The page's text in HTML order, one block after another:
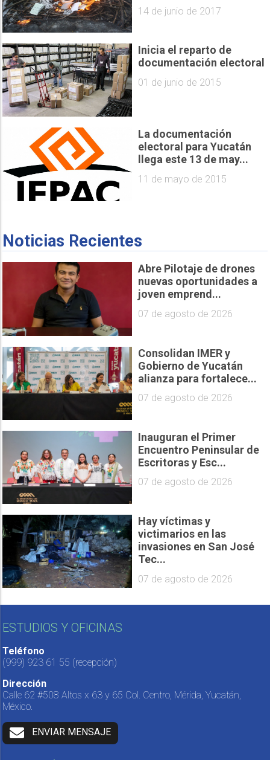
14 de junio de 2017
Inicia el reparto de
documentación electoral
01 de junio de 2015
La documentación
electoral para Yucatán
llega este 13 de may...
11 de mayo de 2015
Noticias Recientes
Abre Pilotaje de drones
nuevas oportunidades a
joven emprend...
07 de agosto de 2026
Consolidan IMER y
Gobierno de Yucatán
alianza para fortalece...
07 de agosto de 2026
Inauguran el Primer
Encuentro Peninsular de
Escritoras y Esc...
07 de agosto de 2026
Hay víctimas y
victimarios en las
invasiones en San José
Tec...
07 de agosto de 2026
ESTUDIOS Y OFICINAS
Teléfono
(999) 923 61 55 (recepción)
Dirección
Calle 62 #508 Altos x 63 y 65 Col. Centro, Mérida, Yucatán,
México.
ENVIAR MENSAJE